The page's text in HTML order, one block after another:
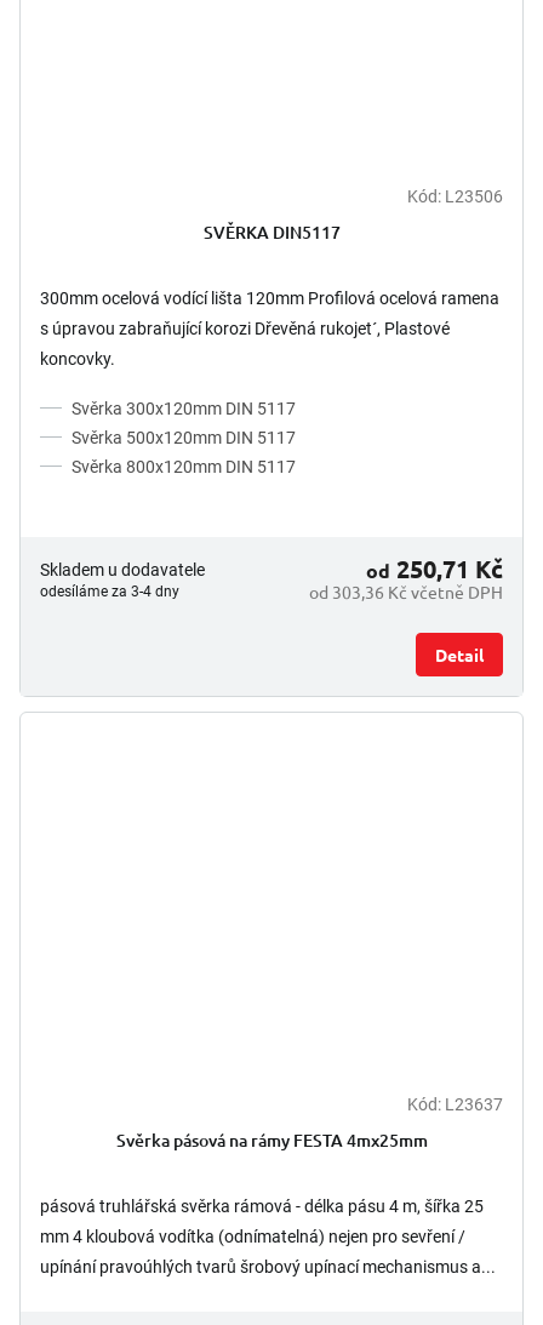
Kód: L23506
SVĚRKA DIN5117
300mm ocelová vodící lišta 120mm Profilová ocelová ramena
s úpravou zabraňující korozi Dřevěná rukojet´, Plastové
koncovky.
Svěrka 300x120mm DIN 5117
Svěrka 500x120mm DIN 5117
Svěrka 800x120mm DIN 5117
Skladem u dodavatele
odesíláme za 3-4 dny od 303,36 Kč včetně DPH
od 250,71 Kč
Detail
Kód: L23637
Svěrka pásová na rámy FESTA 4mx25mm
pásová truhlářská svěrka rámová - délka pásu 4 m, šířka 25
mm 4 kloubová vodítka (odnímatelná) nejen pro sevření /
upínání pravoúhlých tvarů šrobový upínací mechanismus a...